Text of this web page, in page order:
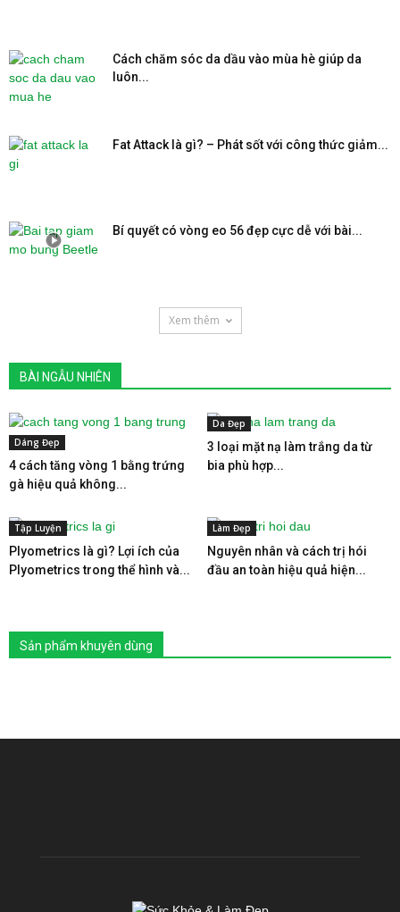
Cách chăm sóc da dầu vào mùa hè giúp da
luôn...
Fat Attack là gì? – Phát sốt với công thức giảm...
Bí quyết có vòng eo 56 đẹp cực dễ với bài...
Xem thêm
BÀI NGẪU NHIÊN
Dáng Đẹp
4 cách tăng vòng 1 bằng trứng
gà hiệu quả không...
Da Đẹp
3 loại mặt nạ làm trắng da từ
bia phù hợp...
Tập Luyện
Plyometrics là gì? Lợi ích của
Plyometrics trong thể hình và...
Làm Đẹp
Nguyên nhân và cách trị hói
đầu an toàn hiệu quả hiện...
Sản phẩm khuyên dùng